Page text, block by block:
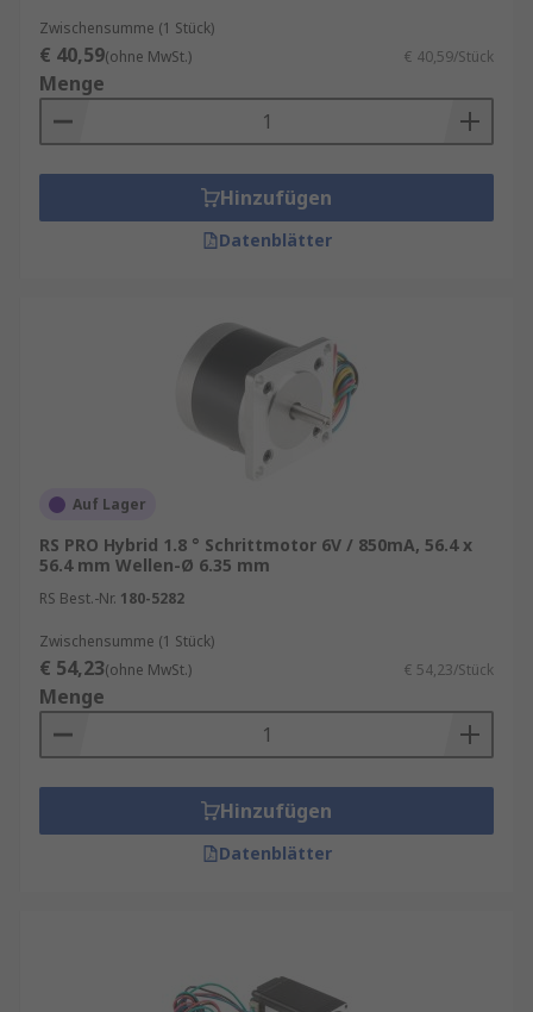
Zwischensumme (1 Stück)
€ 40,59(ohne MwSt.) € 40,59/Stück
Menge
Hinzufügen
Datenblätter
Auf Lager
RS PRO Hybrid 1.8 ° Schrittmotor 6V / 850mA, 56.4 x
56.4 mm Wellen-Ø 6.35 mm
RS Best.-Nr. 180-5282
Zwischensumme (1 Stück)
€ 54,23(ohne MwSt.) € 54,23/Stück
Menge
Hinzufügen
Datenblätter